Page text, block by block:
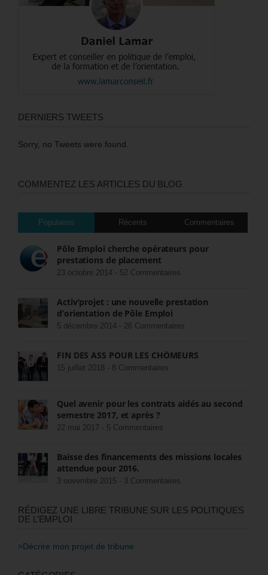
DERNIERS TWEETS
Sorry, no Tweets were found.
COMMENTEZ LES ARTICLES DU BLOG
Populaires Récents Commentaires
Pôle Emploi cherche opérateurs pour
prestations de placement
23 octobre 2014 - 52 Commentaires
Activ’projet : une nouvelle prestation
d’orientation de Pôle Emploi
5 décembre 2014 - 26 Commentaires
FIN DES ASS POUR LES CHÔMEURS
15 juillet 2018 - 8 Commentaires
Quel avenir pour les contrats aidés au second
semestre 2017, et après ?
22 mai 2017 - 5 Commentaires
Baisse des financements des missions locales
attendue pour 2016.
3 novembre 2015 - 3 Commentaires
RÉDIGEZ UNE LIBRE TRIBUNE SUR LES POLITIQUES
DE L’EMPLOI
>Décrire mon projet de tribune